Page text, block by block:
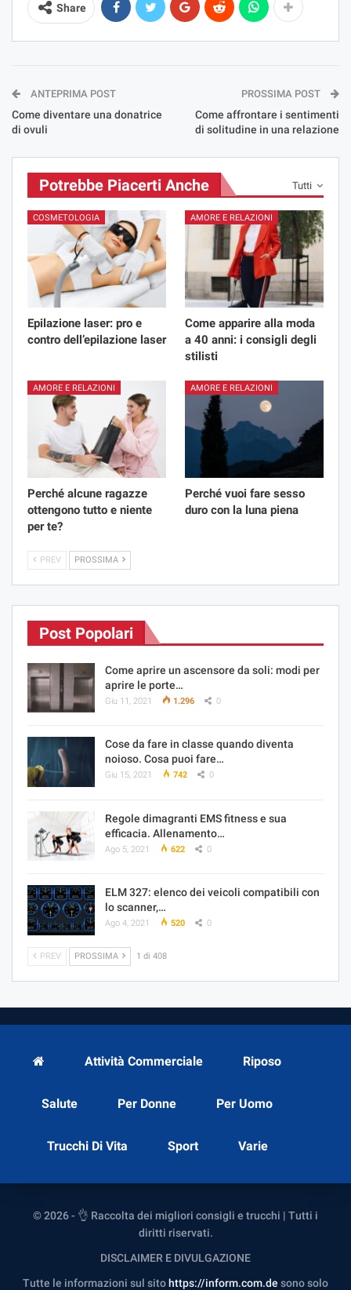
Share
ANTEPRIMA POST
Come diventare una donatrice
di ovuli
PROSSIMA POST
Come affrontare i sentimenti
di solitudine in una relazione
Tutti
Potrebbe Piacerti Anche
COSMETOLOGIA
Epilazione laser: pro e
contro dell’epilazione laser
AMORE E RELAZIONI
Come apparire alla moda
a 40 anni: i consigli degli
stilisti
AMORE E RELAZIONI
Perché alcune ragazze
ottengono tutto e niente
per te?
AMORE E RELAZIONI
Perché vuoi fare sesso
duro con la luna piena
PREV PROSSIMA
Post Popolari
Come aprire un ascensore da soli: modi per
aprire le porte…
Giu 11, 2021 1.296 0
Cose da fare in classe quando diventa
noioso. Cosa puoi fare…
Giu 15, 2021 742 0
Regole dimagranti EMS fitness e sua
efficacia. Allenamento…
Ago 5, 2021 622 0
ELM 327: elenco dei veicoli compatibili con
lo scanner,…
Ago 4, 2021 520 0
PREV PROSSIMA 1 di 408
Attività Commerciale Riposo
Salute Per Donne Per Uomo
Trucchi Di Vita Sport Varie
© 2026 - 👌 Raccolta dei migliori consigli e trucchi | Tutti i
diritti riservati.
DISCLAIMER E DIVULGAZIONE
Tutte le informazioni sul sitohttps://inform.com.de sono solo